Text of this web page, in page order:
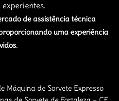
experientes.
de assistência técnica
uma experiência
Máquina de Sorvete Expresso